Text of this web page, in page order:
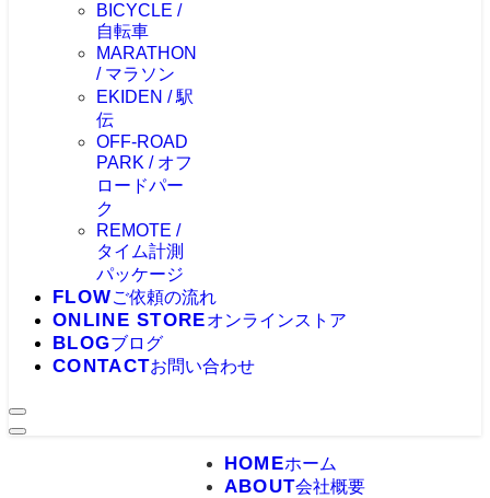
BICYCLE /
自転車
MARATHON
/ マラソン
EKIDEN / 駅
伝
OFF-ROAD
PARK / オフ
ロードパー
ク
REMOTE /
タイム計測
パッケージ
FLOWご依頼の流れ
ONLINE STOREオンラインストア
BLOGブログ
CONTACTお問い合わせ
HOMEホーム
ABOUT会社概要